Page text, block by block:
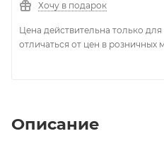
Хочу в подарок
Цена действительна только
отличаться от цен в розничных
Описание